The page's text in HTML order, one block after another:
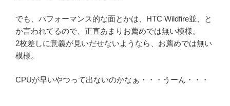
でも、パフォーマンス的な面とかは、HTC Wildfire並、と
か言われてるので、正直あまりお薦めでは無い模様。
2枚差しに意義が見いだせないようなら、お薦めでは無い
模様。
CPUが早いやつって出ないのかなぁ・・・うーん・・・